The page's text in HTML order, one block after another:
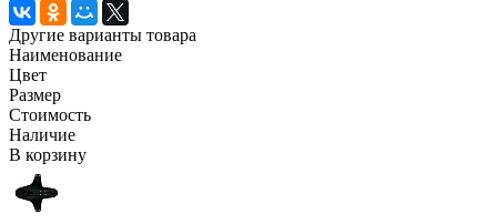
Другие варианты товара
Наименование
Цвет
Размер
Стоимость
Наличие
В корзину